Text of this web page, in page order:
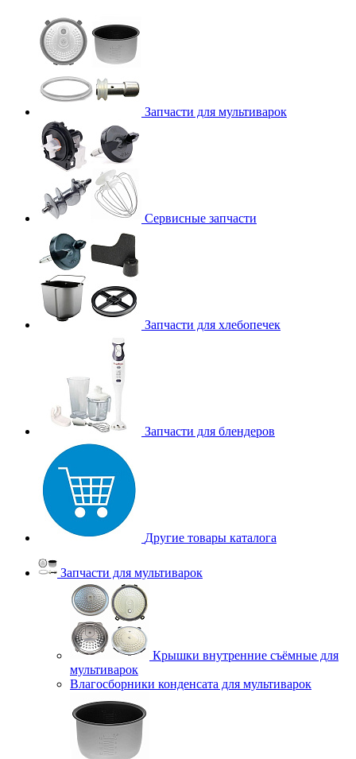
Запчасти для мультиварок
Сервисные запчасти
Запчасти для хлебопечек
Запчасти для блендеров
Другие товары каталога
Запчасти для мультиварок
Крышки внутренние съёмные для
мультиварок
Влагосборники конденсата для мультиварок